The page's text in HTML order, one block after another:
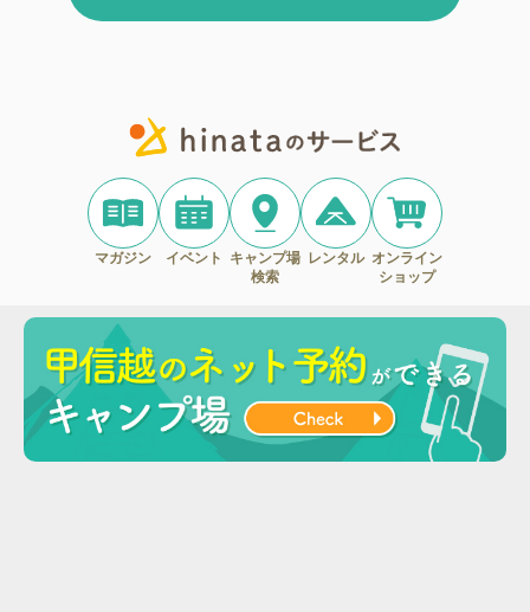
マガジン イベント
キャンプ場
検索
レンタル オンライン
ショップ